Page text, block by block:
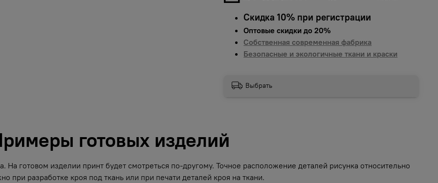
Скидка 10% при регистрации
Оптовые скидки до 20%
Собственная современная фабрика
Безопасные и экологичные ткани и краски
Выбрать
готовых изделий
готовом изделии принт будет смотреться по-другому. Точное расположение деталей рисунка относительно
при разработке кроя под ткань или при печати деталей кроя на ткани.